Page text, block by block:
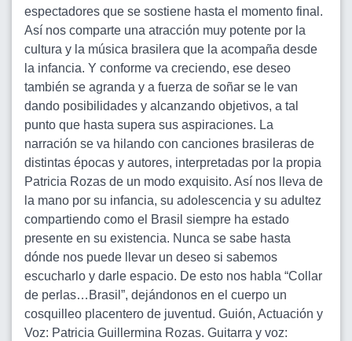
espectadores que se sostiene hasta el momento final.
Así nos comparte una atracción muy potente por la
cultura y la música brasilera que la acompaña desde
la infancia. Y conforme va creciendo, ese deseo
también se agranda y a fuerza de soñar se le van
dando posibilidades y alcanzando objetivos, a tal
punto que hasta supera sus aspiraciones. La
narración se va hilando con canciones brasileras de
distintas épocas y autores, interpretadas por la propia
Patricia Rozas de un modo exquisito. Así nos lleva de
la mano por su infancia, su adolescencia y su adultez
compartiendo como el Brasil siempre ha estado
presente en su existencia. Nunca se sabe hasta
dónde nos puede llevar un deseo si sabemos
escucharlo y darle espacio. De esto nos habla “Collar
de perlas…Brasil”, dejándonos en el cuerpo un
cosquilleo placentero de juventud. Guión, Actuación y
Voz: Patricia Guillermina Rozas. Guitarra y voz: